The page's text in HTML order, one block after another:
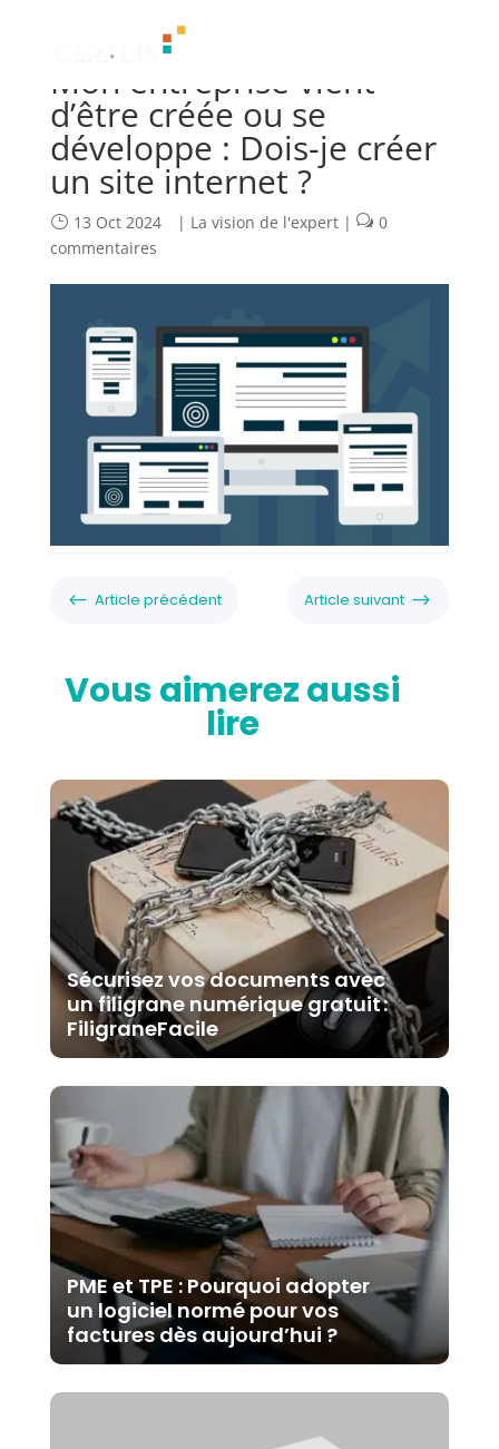
Mon entreprise vient
d’être créée ou se
développe : Dois-je créer
un site internet ?
13 Oct 2024 | La vision de l'expert|
0
commentaires
# Article précédent Article suivant $
Vous aimerez aussi
lire
Sécurisez vos documents avec
un filigrane numérique gratuit :
FiligraneFacile
PME et TPE : Pourquoi adopter
un logiciel normé pour vos
factures dès aujourd’hui ?